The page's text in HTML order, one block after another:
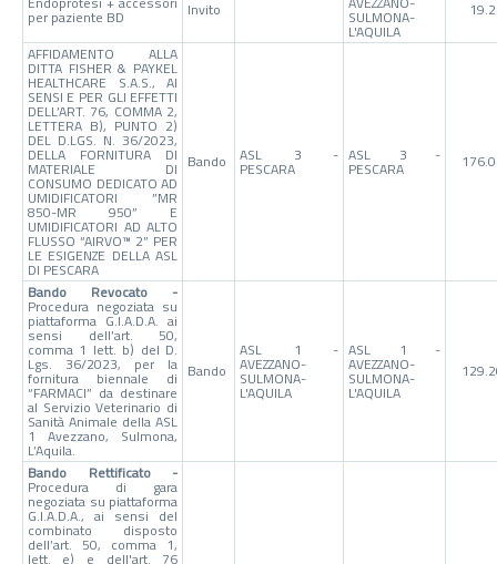
per paziente BD Invito SULMONA-
L'AQUILA
AFFIDAMENTO ALLA
DITTA FISHER & PAYKEL
HEALTHCARE S.A.S., AI
SENSI E PER GLI EFFETTI
DELL’ART. 76, COMMA 2,
LETTERA B), PUNTO 2)
DEL D.LGS. N. 36/2023,
DELLA FORNITURA DI
MATERIALE DI
CONSUMO DEDICATO AD
UMIDIFICATORI ”MR
850-MR 950” E
UMIDIFICATORI AD ALTO
FLUSSO “AIRVO™ 2” PER
LE ESIGENZE DELLA ASL
DI PESCARA
Bando ASL 3 -
PESCARA
ASL 3 -
PESCARA
Bando Revocato -
Procedura negoziata su
piattaforma G.I.A.D.A. ai
sensi dell’art. 50,
comma 1 lett. b) del D.
Lgs. 36/2023, per la
fornitura biennale di
“FARMACI” da destinare
al Servizio Veterinario di
Sanità Animale della ASL
1 Avezzano, Sulmona,
L’Aquila.
Bando
ASL 1 -
AVEZZANO-
SULMONA-
L'AQUILA
ASL 1 -
AVEZZANO-
SULMONA-
L'AQUILA
Bando Rettificato -
Procedura di gara
negoziata su piattaforma
G.I.A.D.A., ai sensi del
combinato disposto
dell’art. 50, comma 1,
lett. e) e dell'art. 76